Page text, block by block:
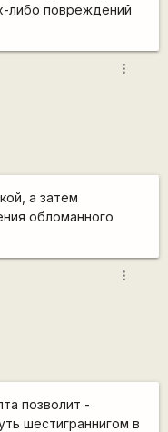
либо повреждений
more_vert
а затем
обломанного
more_vert
позволит -
шестиграннигом в